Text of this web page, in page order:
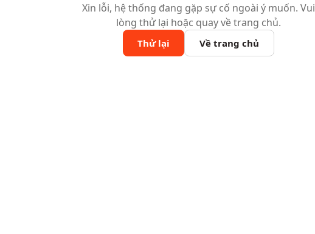
Xin lỗi, hệ thống đang gặp sự cố ngoài ý muốn. Vui
lòng thử lại hoặc quay về trang chủ.
Thử lại Về trang chủ